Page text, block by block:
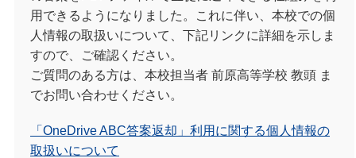
用できるようになりました。これに伴い、本校での個
人情報の取扱いについて、下記リンクに詳細を示しま
すので、ご確認ください。
ご質問のある方は、本校担当者 前原高等学校 教頭 ま
でお問い合わせください。
「OneDrive ABC答案返却」利用に関する個人情報の
取扱いについて